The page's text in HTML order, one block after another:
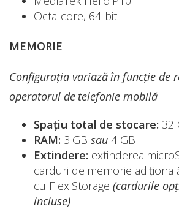
Octa-core, 64-bit
MEMORIE
Configurația variază în funcție de
operatorul de telefonie mobilă
Spațiu total de stocare: 32
RAM: 3 GBsau 4 GB
Extindere: extinderea
carduri de memorie
cu Flex Storage(cardurile
incluse)